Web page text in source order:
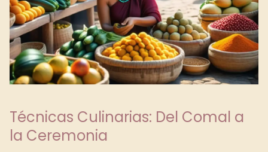
Técnicas Culinarias: Del Comal a
la Ceremonia